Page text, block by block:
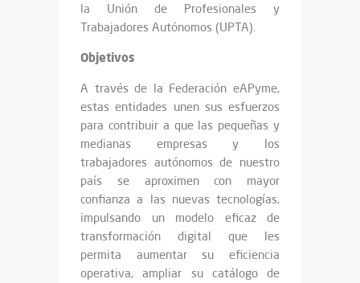
la Unión de Profesionales y
Trabajadores Autónomos (UPTA).
Objetivos
A través de la Federación eAPyme,
estas entidades unen sus esfuerzos
para contribuir a que las pequeñas y
medianas empresas y los
trabajadores autónomos de nuestro
país se aproximen con mayor
confianza a las nuevas tecnologías,
impulsando un modelo eficaz de
transformación digital que les
permita aumentar su eficiencia
operativa, ampliar su catálogo de